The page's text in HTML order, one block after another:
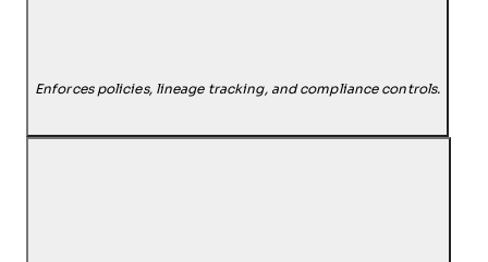
Enforces policies, lineage tracking, and compliance controls.